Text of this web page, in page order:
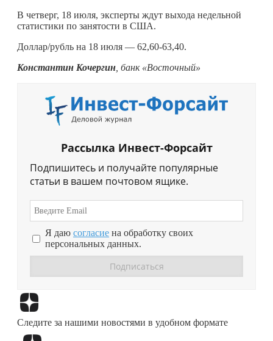
В четверг, 18 июля, эксперты ждут выхода недельной
статистики по занятости в США.
Доллар/рубль на 18 июля — 62,60-63,40.
Константин Кочергин , банк «Восточный»
Рассылка Инвест-Форсайт
Подпишитесь и получайте популярные
статьи в вашем почтовом ящике.
Я даю согласие на обработку своих
персональных данных.
Следите за нашими новостями в удобном формате